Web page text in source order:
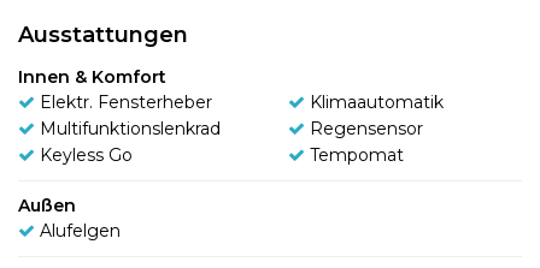
Ausstattungen
Innen & Komfort
Elektr. Fensterheber
Klimaautomatik
Multifunktionslenkrad
Regensensor
Keyless Go
Tempomat
Außen
Alufelgen